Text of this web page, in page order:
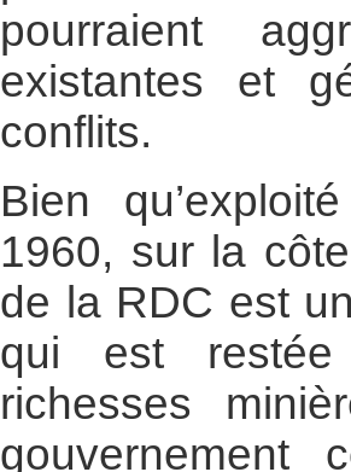
pourraient
existantes et
conflits.
Bien
1960, sur la
de la RDC est
qui est restée
richesses
gouvernement